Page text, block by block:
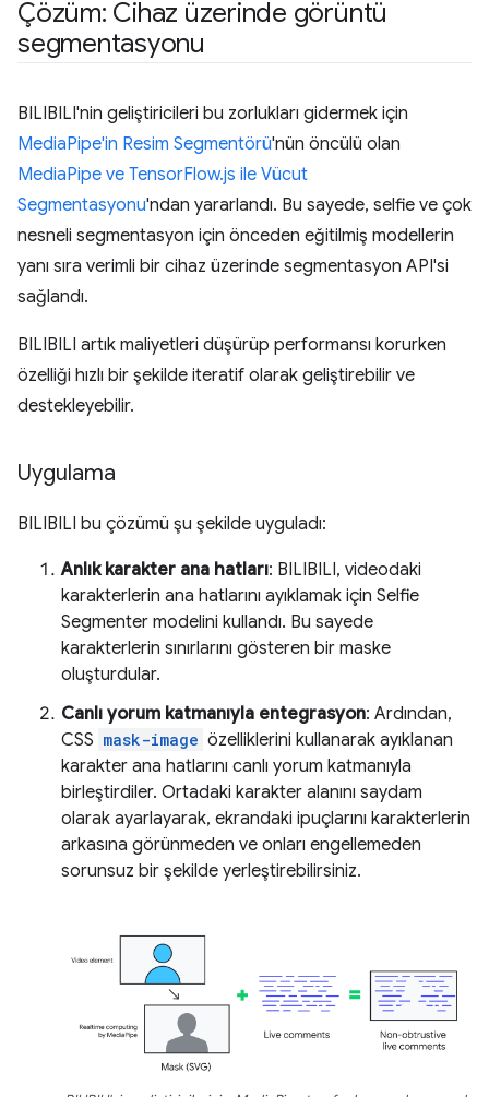
Çözüm: Cihaz üzerinde görüntü
segmentasyonu
BILIBILI'nin geliştiricileri bu zorlukları gidermek için
MediaPipe'in Resim Segmentörü'nün öncülü olan
MediaPipe ve TensorFlow.js ile Vücut
Segmentasyonu'ndan yararlandı. Bu sayede, selfie ve çok
nesneli segmentasyon için önceden eğitilmiş modellerin
yanı sıra verimli bir cihaz üzerinde segmentasyon API'si
sağlandı.
BILIBILI artık maliyetleri düşürüp performansı korurken
özelliği hızlı bir şekilde iteratif olarak geliştirebilir ve
destekleyebilir.
Uygulama
BILIBILI bu çözümü şu şekilde uyguladı:
Anlık karakter ana hatları: BILIBILI, videodaki
karakterlerin ana hatlarını ayıklamak için Selfie
Segmenter modelini kullandı. Bu sayede
karakterlerin sınırlarını gösteren bir maske
oluşturdular.
Canlı yorum katmanıyla entegrasyon: Ardından,
CSS mask-image özelliklerini kullanarak ayıklanan
karakter ana hatlarını canlı yorum katmanıyla
birleştirdiler. Ortadaki karakter alanını saydam
olarak ayarlayarak, ekrandaki ipuçlarını karakterlerin
arkasına görünmeden ve onları engellemeden
sorunsuz bir şekilde yerleştirebilirsiniz.